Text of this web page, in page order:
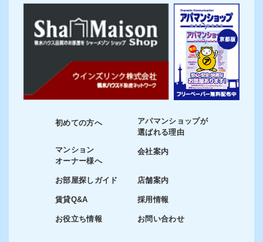
初めての方へ
マンション
オーナー様へ
お部屋探しガイド
賃貸Q&A
お役立ち情報
アパマンショップが
選ばれる理由
会社案内
店舗案内
採用情報
お問い合わせ